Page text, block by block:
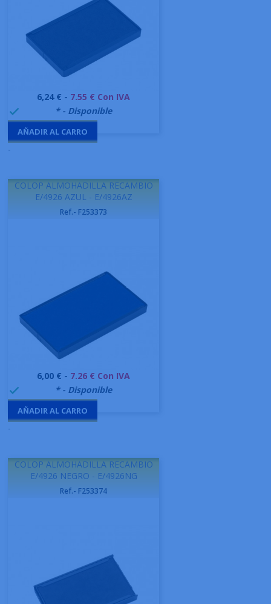
Precio
6,24 € - 7.55 € Con IVA
 * - Disponible
AÑADIR AL CARRO
-
COLOP ALMOHADILLA RECAMBIO
E/4926 AZUL - E/4926AZ
Ref.- F253373
Precio
6,00 € - 7.26 € Con IVA
 * - Disponible
AÑADIR AL CARRO
-
COLOP ALMOHADILLA RECAMBIO
E/4926 NEGRO - E/4926NG
Ref.- F253374